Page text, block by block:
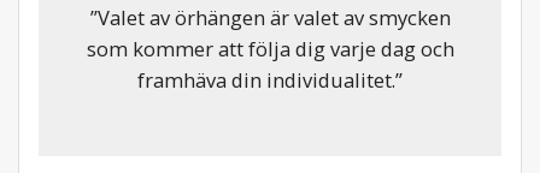
”Valet av örhängen är valet av smycken
som kommer att följa dig varje dag och
framhäva din individualitet.”